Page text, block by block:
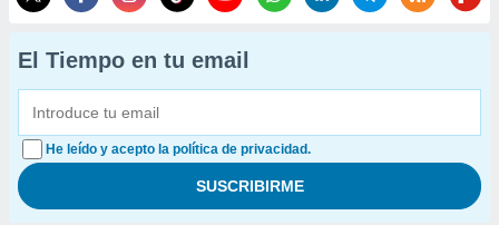
El Tiempo en tu email
He leído y acepto la política de privacidad.